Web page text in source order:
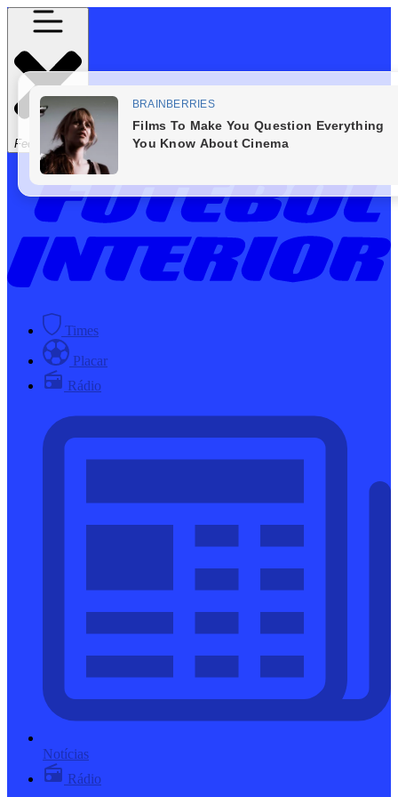
Fechar Menu
Times
Placar
Rádio
Notícias
Rádio